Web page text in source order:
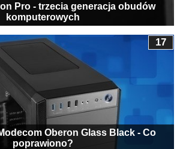
Pro - trzecia generacja obudów
komputerowych
Oberon Glass Black - Co
poprawiono?
17